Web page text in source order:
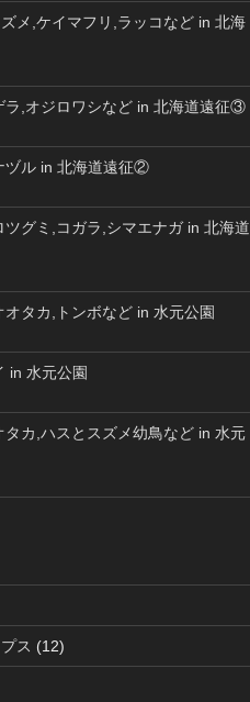
メ,ケイマフリ,ラッコなど in 北海
ラ,オジロワシなど in 北海道遠征③
ヅル in 北海道遠征②
ツグミ,コガラ,シマエナガ in 北海道
タカ,トンボなど in 水元公園
in 水元公園
タカ,ハスとスズメ幼鳥など in 水元
ス (12)